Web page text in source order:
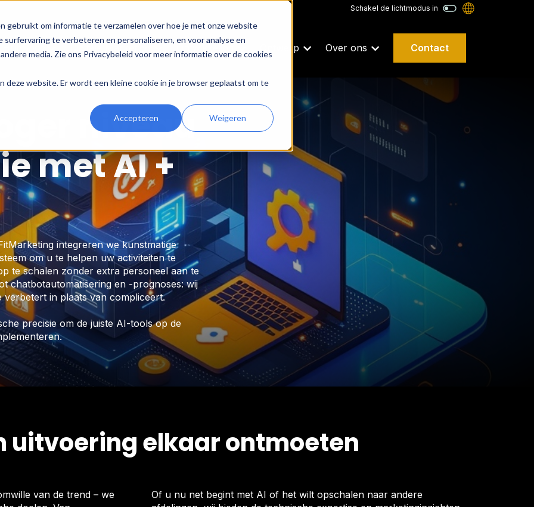
gebruikt om informatie te verzamelen over hoe je met onze website
te verbeteren en personaliseren, en voor analyse en
media. Zie ons Privacybeleid voor meer informatie over de cookies
deze website. Er wordt een kleine cookie in je browser geplaatst om te
Accepteren Weigeren
Schakel de lichtmodus in
Digitale Marketing Ontwikkeling Ontwerp Over ons Contact
niveau
met AI +
integreren we kunstmatige
om u te helpen uw activiteiten te
te schalen zonder extra personeel aan te
chatbotautomatisering en -prognoses: wij
in plaats van compliceert.
precisie om de juiste AI-tools op de
uitvoering elkaar ontmoeten
van de trend – we
Of u nu net begint met AI of het wilt opschalen naar andere